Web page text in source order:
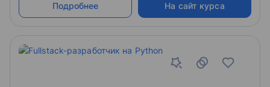
Подробнее На сайт курса